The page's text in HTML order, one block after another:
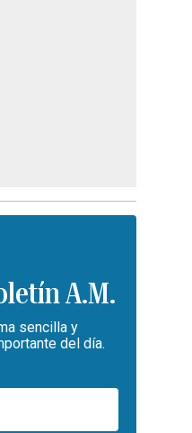
A.M.
sencilla y
del día.